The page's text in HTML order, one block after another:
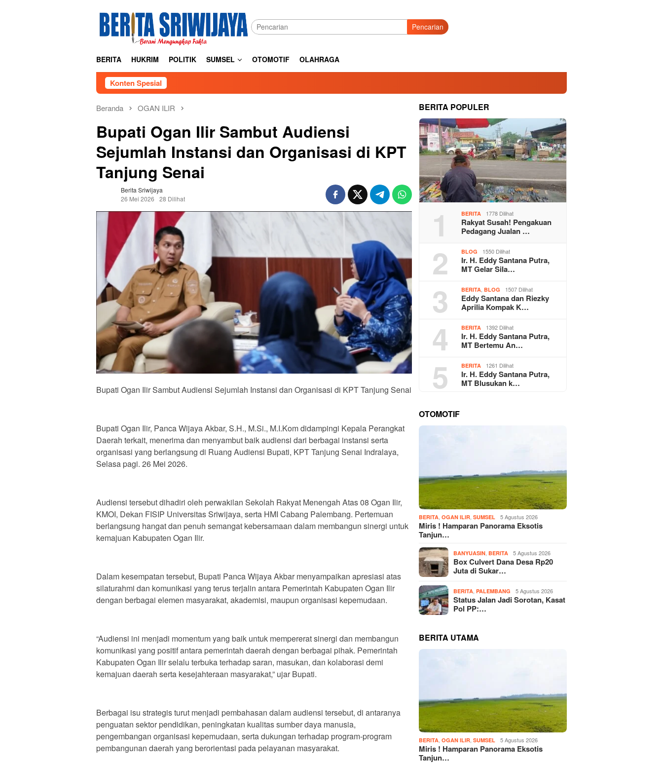
Pencarian
BERITA HUKRIM POLITIK SUMSEL OTOMOTIF OLAHRAGA
Konten Spesial
Beranda OGAN ILIR
Bupati Ogan Ilir Sambut Audiensi
Sejumlah Instansi dan Organisasi di KPT
Tanjung Senai
Berita Sriwijaya
26 Mei 2026
28 Dilihat
Bupati Ogan Ilir Sambut Audiensi Sejumlah Instansi dan Organisasi di KPT Tanjung Senai
Bupati Ogan Ilir, Panca Wijaya Akbar, S.H., M.Si., M.I.Kom didampingi Kepala Perangkat
Daerah terkait, menerima dan menyambut baik audiensi dari berbagai instansi serta
organisasi yang berlangsung di Ruang Audiensi Bupati, KPT Tanjung Senai Indralaya,
Selasa pagi. 26 Mei 2026.
Audiensi tersebut dihadiri oleh perwakilan Sekolah Rakyat Menengah Atas 08 Ogan Ilir,
KMOI, Dekan FISIP Universitas Sriwijaya, serta HMI Cabang Palembang. Pertemuan
berlangsung hangat dan penuh semangat kebersamaan dalam membangun sinergi untuk
kemajuan Kabupaten Ogan Ilir.
Dalam kesempatan tersebut, Bupati Panca Wijaya Akbar menyampaikan apresiasi atas
silaturahmi dan komunikasi yang terus terjalin antara Pemerintah Kabupaten Ogan Ilir
dengan berbagai elemen masyarakat, akademisi, maupun organisasi kepemudaan.
“Audiensi ini menjadi momentum yang baik untuk mempererat sinergi dan membangun
komunikasi yang positif antara pemerintah daerah dengan berbagai pihak. Pemerintah
Kabupaten Ogan Ilir selalu terbuka terhadap saran, masukan, dan kolaborasi demi
kemajuan daerah serta kesejahteraan masyarakat,” ujar Bupati.
Berbagai isu strategis turut menjadi pembahasan dalam audiensi tersebut, di antaranya
penguatan sektor pendidikan, peningkatan kualitas sumber daya manusia,
pengembangan organisasi kepemudaan, serta dukungan terhadap program-program
pembangunan daerah yang berorientasi pada pelayanan masyarakat.
BERITA POPULER
1 BERITA 1778 Dilihat
Rakyat Susah! Pengakuan
Pedagang Jualan …
2 BLOG 1550 Dilihat
Ir. H. Eddy Santana Putra,
MT Gelar Sila…
3 BERITA ,BLOG 1507 Dilihat
Eddy Santana dan Riezky
Aprilia Kompak K…
4 BERITA 1392 Dilihat
Ir. H. Eddy Santana Putra,
MT Bertemu An…
5 BERITA 1261 Dilihat
Ir. H. Eddy Santana Putra,
MT Blusukan k…
OTOMOTIF
BERITA ,OGAN ILIR ,SUMSEL 5 Agustus 2026
Miris ! Hamparan Panorama Eksotis
Tanjun…
BANYUASIN ,BERITA 5 Agustus 2026
Box Culvert Dana Desa Rp20
Juta di Sukar…
BERITA ,PALEMBANG 5 Agustus 2026
Status Jalan Jadi Sorotan, Kasat
Pol PP:…
BERITA UTAMA
BERITA,OGAN ILIR,SUMSEL 5 Agustus 2026
Miris ! Hamparan Panorama Eksotis
Tanjun…